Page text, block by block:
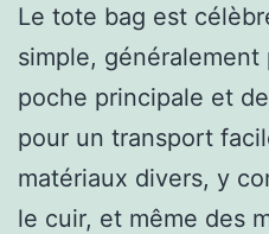
Le tote bag est
simple, généralement
poche principale et
pour un transport
matériaux divers, y
le cuir, et même des